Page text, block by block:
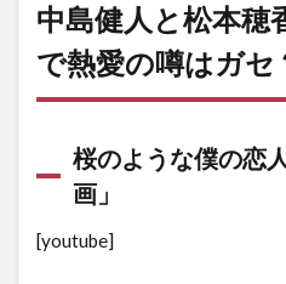
中島健人と松本穂
で熱愛の噂はガセ
桜のような僕の恋
画」
[youtube]